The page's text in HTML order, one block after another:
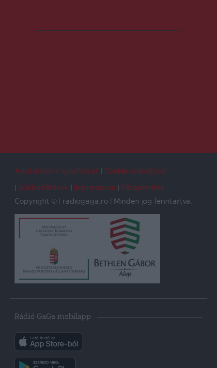
Adatvédelmi nyilatkozat
Cookie szabályzat
Sütibeállítások
Impresszum
Hibajelentés
Copyright © | radiogaga.ro | Minden jog fenntartva.
Rádió GaGa mobilapp